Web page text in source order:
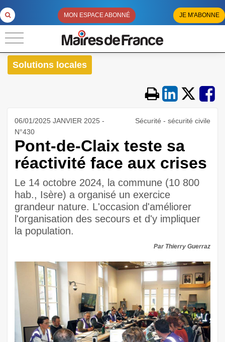
MON ESPACE ABONNÉ JE M'ABONNE
Solutions locales
06/01/2025 JANVIER 2025 -
N°430
Sécurité - sécurité civile
Pont-de-Claix teste sa
réactivité face aux crises
Le 14 octobre 2024, la commune (10 800
hab., Isère) a organisé un exercice
grandeur nature. L'occasion d'améliorer
l'organisation des secours et d'y impliquer
la population.
Par Thierry Guerraz